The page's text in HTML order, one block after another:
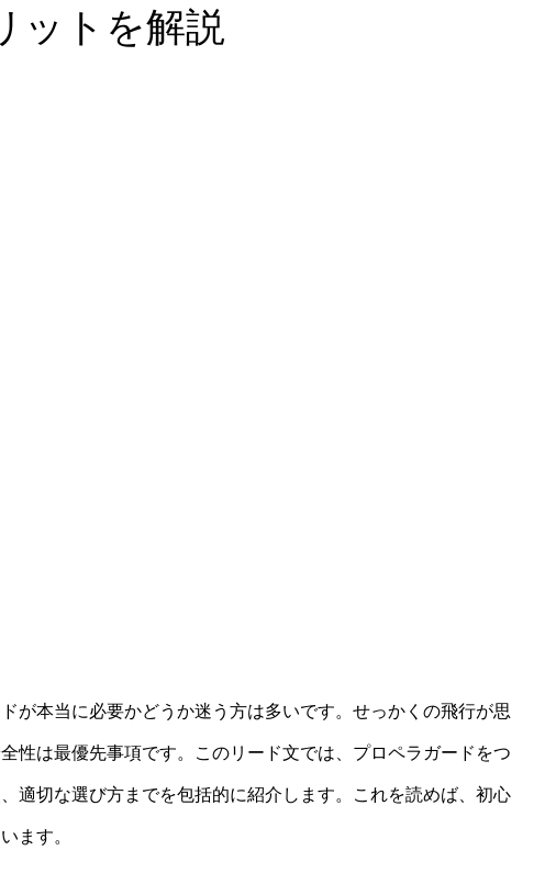
ットを解説
が本当に必要かどうか迷う方は多いです。せっかくの飛行が思
性は最優先事項です。このリード文では、プロペラガードをつ
適切な選び方までを包括的に紹介します。これを読めば、初心
ます。